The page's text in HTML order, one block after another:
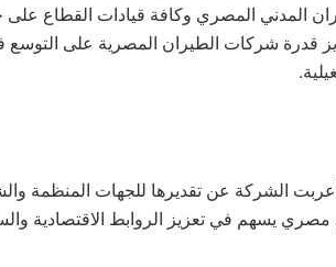
المدني المصري وكافة قيادات القطاع
قدرة شركات الطيران المصرية على التوسع
الشركة عن تقديرها للجهات المنظمة
يسهم في تعزيز الروابط الاقتصادية